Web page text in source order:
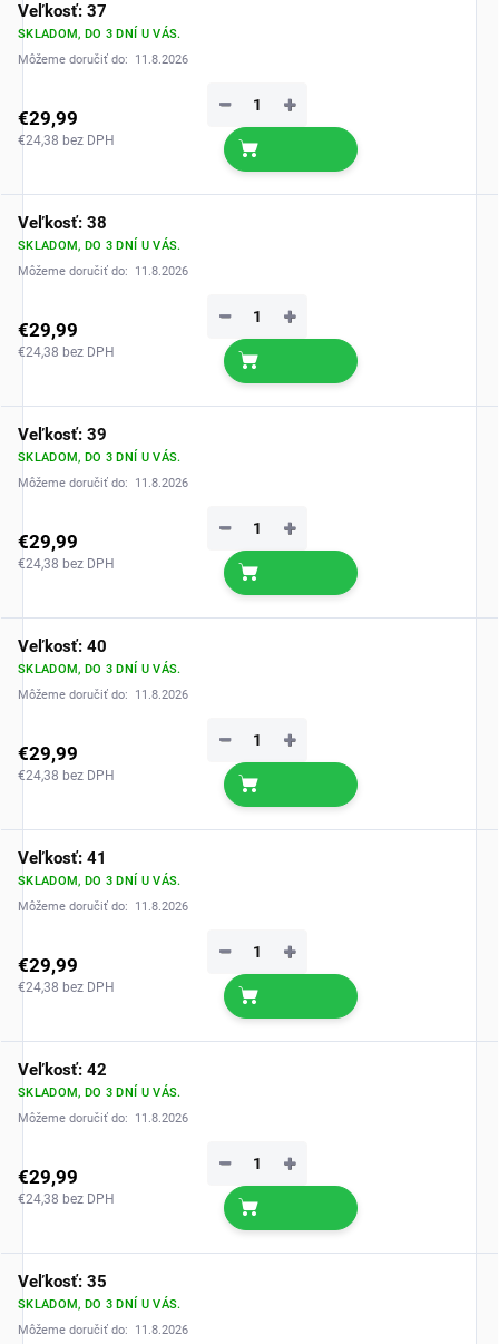
Veľkosť: 37
SKLADOM, DO 3 DNÍ U VÁS.
Môžeme doručiť do:
11.8.2026
€29,99
€24,38 bez DPH
+
−
Veľkosť: 38
SKLADOM, DO 3 DNÍ U VÁS.
Môžeme doručiť do:
11.8.2026
€29,99
€24,38 bez DPH
+
−
Veľkosť: 39
SKLADOM, DO 3 DNÍ U VÁS.
Môžeme doručiť do:
11.8.2026
€29,99
€24,38 bez DPH
+
−
Veľkosť: 40
SKLADOM, DO 3 DNÍ U VÁS.
Môžeme doručiť do:
11.8.2026
€29,99
€24,38 bez DPH
+
−
Veľkosť: 41
SKLADOM, DO 3 DNÍ U VÁS.
Môžeme doručiť do:
11.8.2026
€29,99
€24,38 bez DPH
+
−
Veľkosť: 42
SKLADOM, DO 3 DNÍ U VÁS.
Môžeme doručiť do:
11.8.2026
€29,99
€24,38 bez DPH
+
−
Veľkosť: 35
SKLADOM, DO 3 DNÍ U VÁS.
Môžeme doručiť do:
11.8.2026